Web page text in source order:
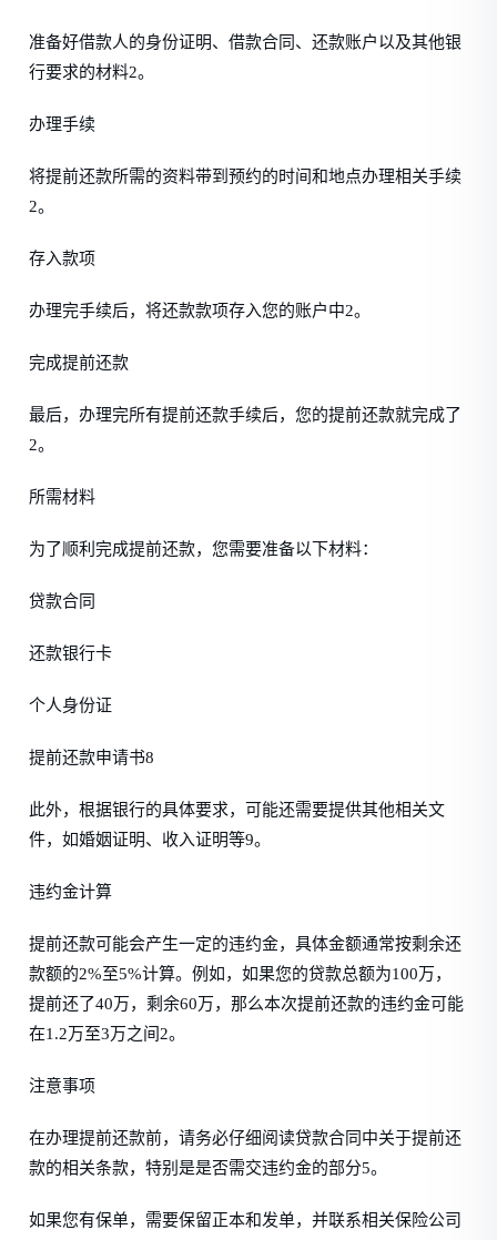
准备好借款人的身份证明、借款合同、还款账户以及其他银
行要求的材料2。
办理手续
将提前还款所需的资料带到预约的时间和地点办理相关手续
2。
存入款项
办理完手续后，将还款款项存入您的账户中2。
完成提前还款
最后，办理完所有提前还款手续后，您的提前还款就完成了
2。
所需材料
为了顺利完成提前还款，您需要准备以下材料：
贷款合同
还款银行卡
个人身份证
提前还款申请书8
此外，根据银行的具体要求，可能还需要提供其他相关文
件，如婚姻证明、收入证明等9。
违约金计算
提前还款可能会产生一定的违约金，具体金额通常按剩余还
款额的2%至5%计算。例如，如果您的贷款总额为100万，
提前还了40万，剩余60万，那么本次提前还款的违约金可能
在1.2万至3万之间2。
注意事项
在办理提前还款前，请务必仔细阅读贷款合同中关于提前还
款的相关条款，特别是是否需交违约金的部分5。
如果您有保单，需要保留正本和发单，并联系相关保险公司